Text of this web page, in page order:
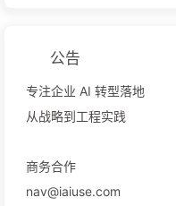
公告
专注企业 AI 转型落地
从战略到工程实践
商务合作
nav@iaiuse.com